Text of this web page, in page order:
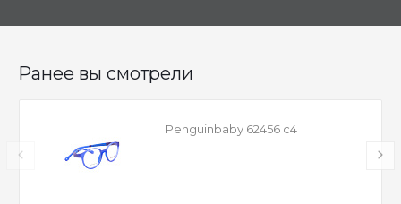
Ранее вы смотрели
Penguinbaby 62456 c4